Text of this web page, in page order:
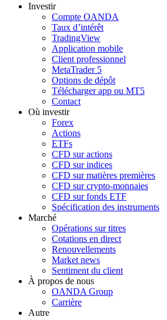
Investir
Compte OANDA
Taux d’intérêt
TradingView
Application mobile
Client professionnel
MetaTrader 5
Options de dépôt
Télécharger app ou MT5
Contact
Où investir
Forex
Actions
ETFs
CFD sur actions
CFD sur indices
CFD sur matières premières
CFD sur crypto-monnaies
CFD sur fonds ETF
Spécification des instruments
Marché
Opérations sur titres
Cotations en direct
Renouvellements
Market news
Sentiment du client
À propos de nous
OANDA Group
Carrière
Autre